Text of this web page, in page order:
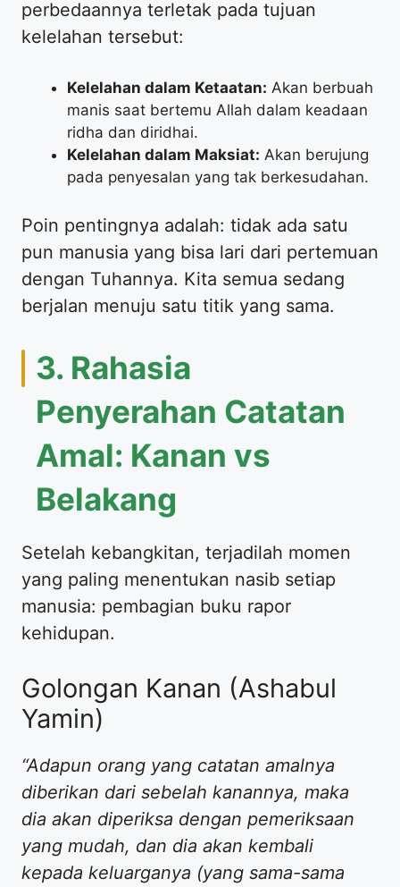
perbedaannya terletak pada tujuan
kelelahan tersebut:
Kelelahan dalam Ketaatan: Akan berbuah
manis saat bertemu Allah dalam keadaan
ridha dan diridhai.
Kelelahan dalam Maksiat: Akan berujung
pada penyesalan yang tak berkesudahan.
​Poin pentingnya adalah: tidak ada satu
pun manusia yang bisa lari dari pertemuan
dengan Tuhannya. Kita semua sedang
berjalan menuju satu titik yang sama.
​3. Rahasia
Penyerahan Catatan
Amal: Kanan vs
Belakang
​Setelah kebangkitan, terjadilah momen
yang paling menentukan nasib setiap
manusia: pembagian buku rapor
kehidupan.
​Golongan Kanan (Ashabul
Yamin)
“Adapun orang yang catatan amalnya
diberikan dari sebelah kanannya, maka
dia akan diperiksa dengan pemeriksaan
yang mudah, dan dia akan kembali
kepada keluarganya (yang sama-sama